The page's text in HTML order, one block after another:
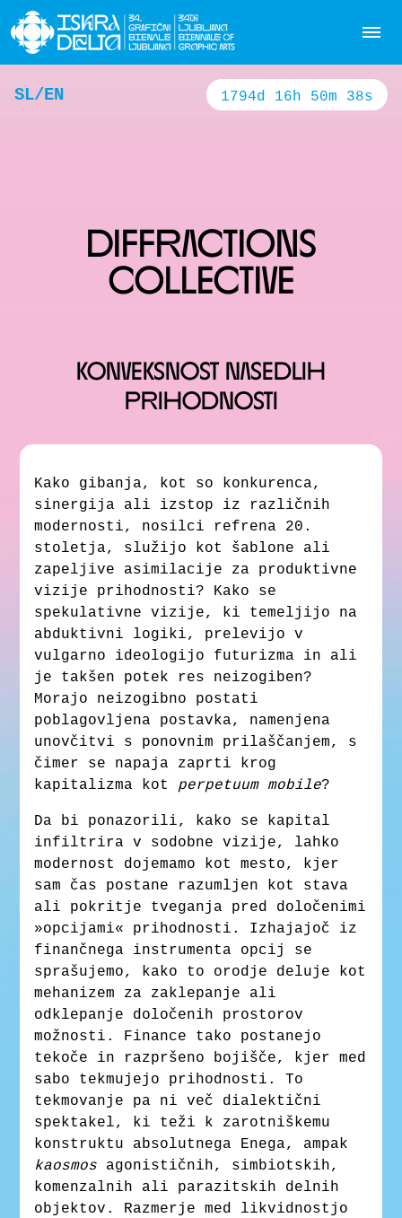
SL EN 1794d 16h 50m 38s
DIFFRACTIONS
COLLECTIVE
KONVEKSNOST NASEDLIH
PRIHODNOSTI
Kako gibanja, kot so konkurenca,
sinergija ali izstop iz različnih
modernosti, nosilci refrena 20.
stoletja, služijo kot šablone ali
zapeljive asimilacije za produktivne
vizije prihodnosti? Kako se
spekulativne vizije, ki temeljijo na
abduktivni logiki, prelevijo v
vulgarno ideologijo futurizma in ali
je takšen potek res neizogiben?
Morajo neizogibno postati
poblagovljena postavka, namenjena
unovčitvi s ponovnim prilaščanjem, s
čimer se napaja zaprti krog
kapitalizma kot perpetuum mobile?
Da bi ponazorili, kako se kapital
infiltrira v sodobne vizije, lahko
modernost dojemamo kot mesto, kjer
sam čas postane razumljen kot stava
ali pokritje tveganja pred določenimi
»opcijami« prihodnosti. Izhajajoč iz
finančnega instrumenta opcij se
sprašujemo, kako to orodje deluje kot
mehanizem za zaklepanje ali
odklepanje določenih prostorov
možnosti. Finance tako postanejo
tekoče in razpršeno bojišče, kjer med
sabo tekmujejo prihodnosti. To
tekmovanje pa ni več dialektični
spektakel, ki teži k zarotniškemu
konstruktu absolutnega Enega, ampak
kaosmos agonističnih, simbiotskih,
komenzalnih ali parazitskih delnih
objektov. Razmerje med likvidnostjo